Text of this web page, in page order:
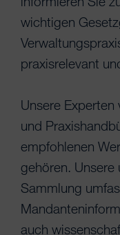
wichtigen
praxisrelevant
Unsere
und
empfohlenen
gehören.
Sammlung
auch